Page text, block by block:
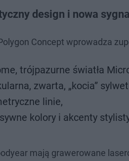
design i nowa
Concept wprowadza
trójpazurne światła
zwarta, „kocia”
linie,
kolory i akcenty
mają grawerowane